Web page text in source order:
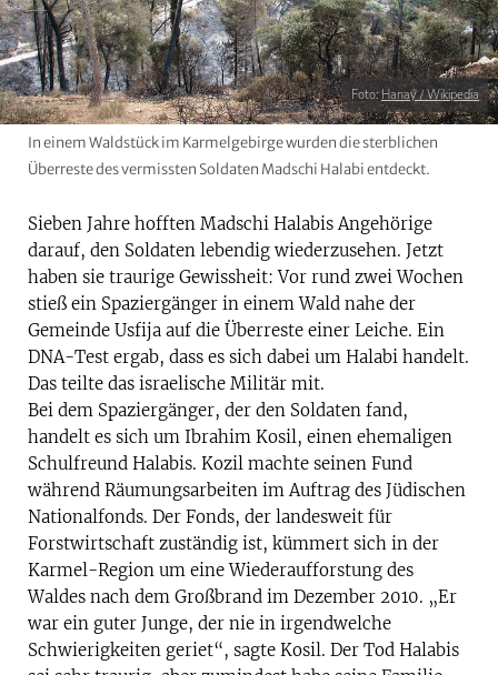
Foto:Hanay / Wikipedia
In einem Waldstück im Karmelgebirge wurden die sterblichen
Überreste des vermissten Soldaten Madschi Halabi entdeckt.
Sieben Jahre hofften Madschi Halabis Angehörige
darauf, den Soldaten lebendig wiederzusehen. Jetzt
haben sie traurige Gewissheit: Vor rund zwei Wochen
stieß ein Spaziergänger in einem Wald nahe der
Gemeinde Usfija auf die Überreste einer Leiche. Ein
DNA-Test ergab, dass es sich dabei um Halabi handelt.
Das teilte das israelische Militär mit.
Bei dem Spaziergänger, der den Soldaten fand,
handelt es sich um Ibrahim Kosil, einen ehemaligen
Schulfreund Halabis. Kozil machte seinen Fund
während Räumungsarbeiten im Auftrag des Jüdischen
Nationalfonds. Der Fonds, der landesweit für
Forstwirtschaft zuständig ist, kümmert sich in der
Karmel-Region um eine Wiederaufforstung des
Waldes nach dem Großbrand im Dezember 2010. „Er
war ein guter Junge, der nie in irgendwelche
Schwierigkeiten geriet“, sagte Kosil. Der Tod Halabis